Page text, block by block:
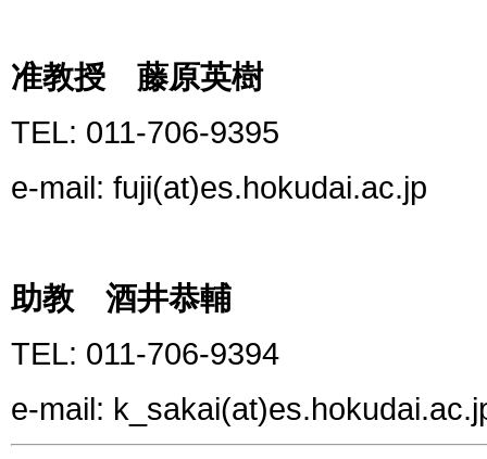
准教授 藤原英樹
TEL: 011-706-9395
e-mail: fuji(at)es.hokudai.ac.jp
助教 酒井恭輔
TEL: 011-706-9394
e-mail: